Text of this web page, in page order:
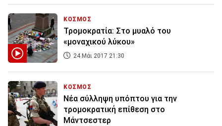
ΚΟΣΜΟΣ
Τρομοκρατία: Στο μυαλό του
«μοναχικού λύκου»
24 Μάι 2017 21:30
ΚΟΣΜΟΣ
Νέα σύλληψη υπόπτου για την
τρομοκρατική επίθεση στο
Μάντσεστερ